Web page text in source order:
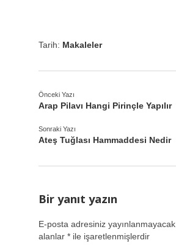
Tarih: Makaleler
Önceki Yazı
Arap Pilavı Hangi Pirinçle Yapılır
Sonraki Yazı
Ateş Tuğlası Hammaddesi Nedir
Bir yanıt yazın
E-posta adresiniz yayınlanmayacak.
alanlar * ile işaretlenmişlerdir